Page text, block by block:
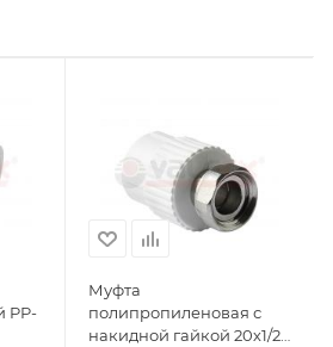
PP-
Муфта
полипропиленовая с
накидной гайкой 20х1/2"